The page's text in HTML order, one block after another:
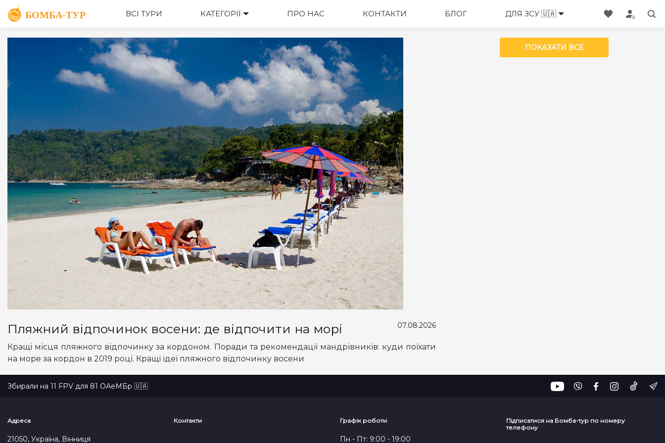
ВСІ ТУРИ КАТЕГОРІЇ ПРО НАС КОНТАКТИ БЛОГ ДЛЯ ЗСУ 🇺🇦
Пляжний відпочинок восени: де відпочити на морі 07.08.2026
Кращі місця пляжного відпочинку за кордоном. Поради та рекомендації мандрівників: куди поїхати
на море за кордон в 2019 році. Кращі ідеї пляжного відпочинку восени
ПОКАЗАТИ ВСЕ
Збирали на 11 FPV для 81 ОАеМБр 🇺🇦
Адреса
21050, Україна, Вінниця
Контакти Графік роботи
Пн - Пт: 9:00 - 19:00
Підписатися на Бомба-тур по номеру
телефону